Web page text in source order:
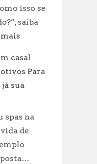
isso se
saiba
sua
rotina:
práticas
cuidar
de
suas
roupas!
casal
Para
sua
spas na
de